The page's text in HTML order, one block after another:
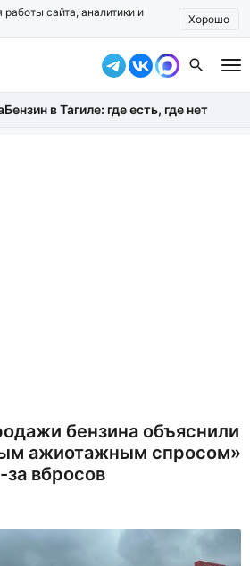
сайта, аналитики и
Хорошо
Бензин в Тагиле: где есть, где нет
бензина объяснили
ажиотажным спросом»
за вбросов